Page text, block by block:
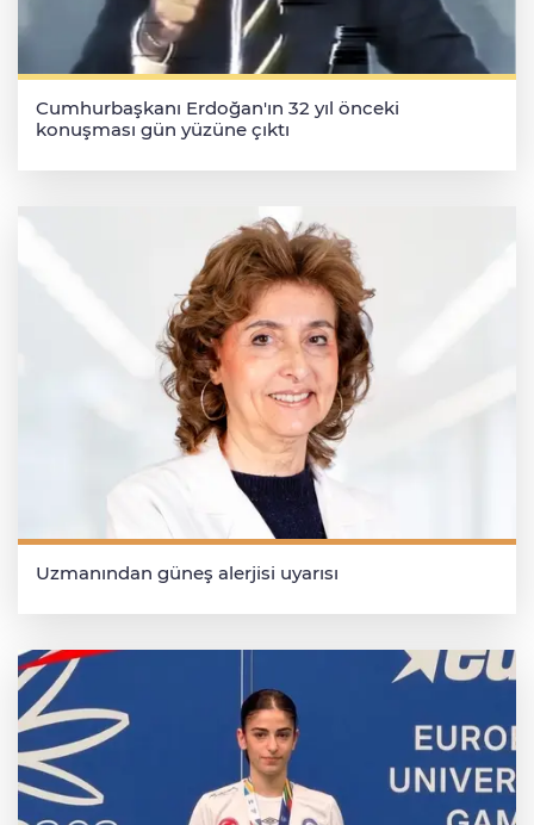
Cumhurbaşkanı Erdoğan'ın 32 yıl önceki
konuşması gün yüzüne çıktı
Uzmanından güneş alerjisi uyarısı